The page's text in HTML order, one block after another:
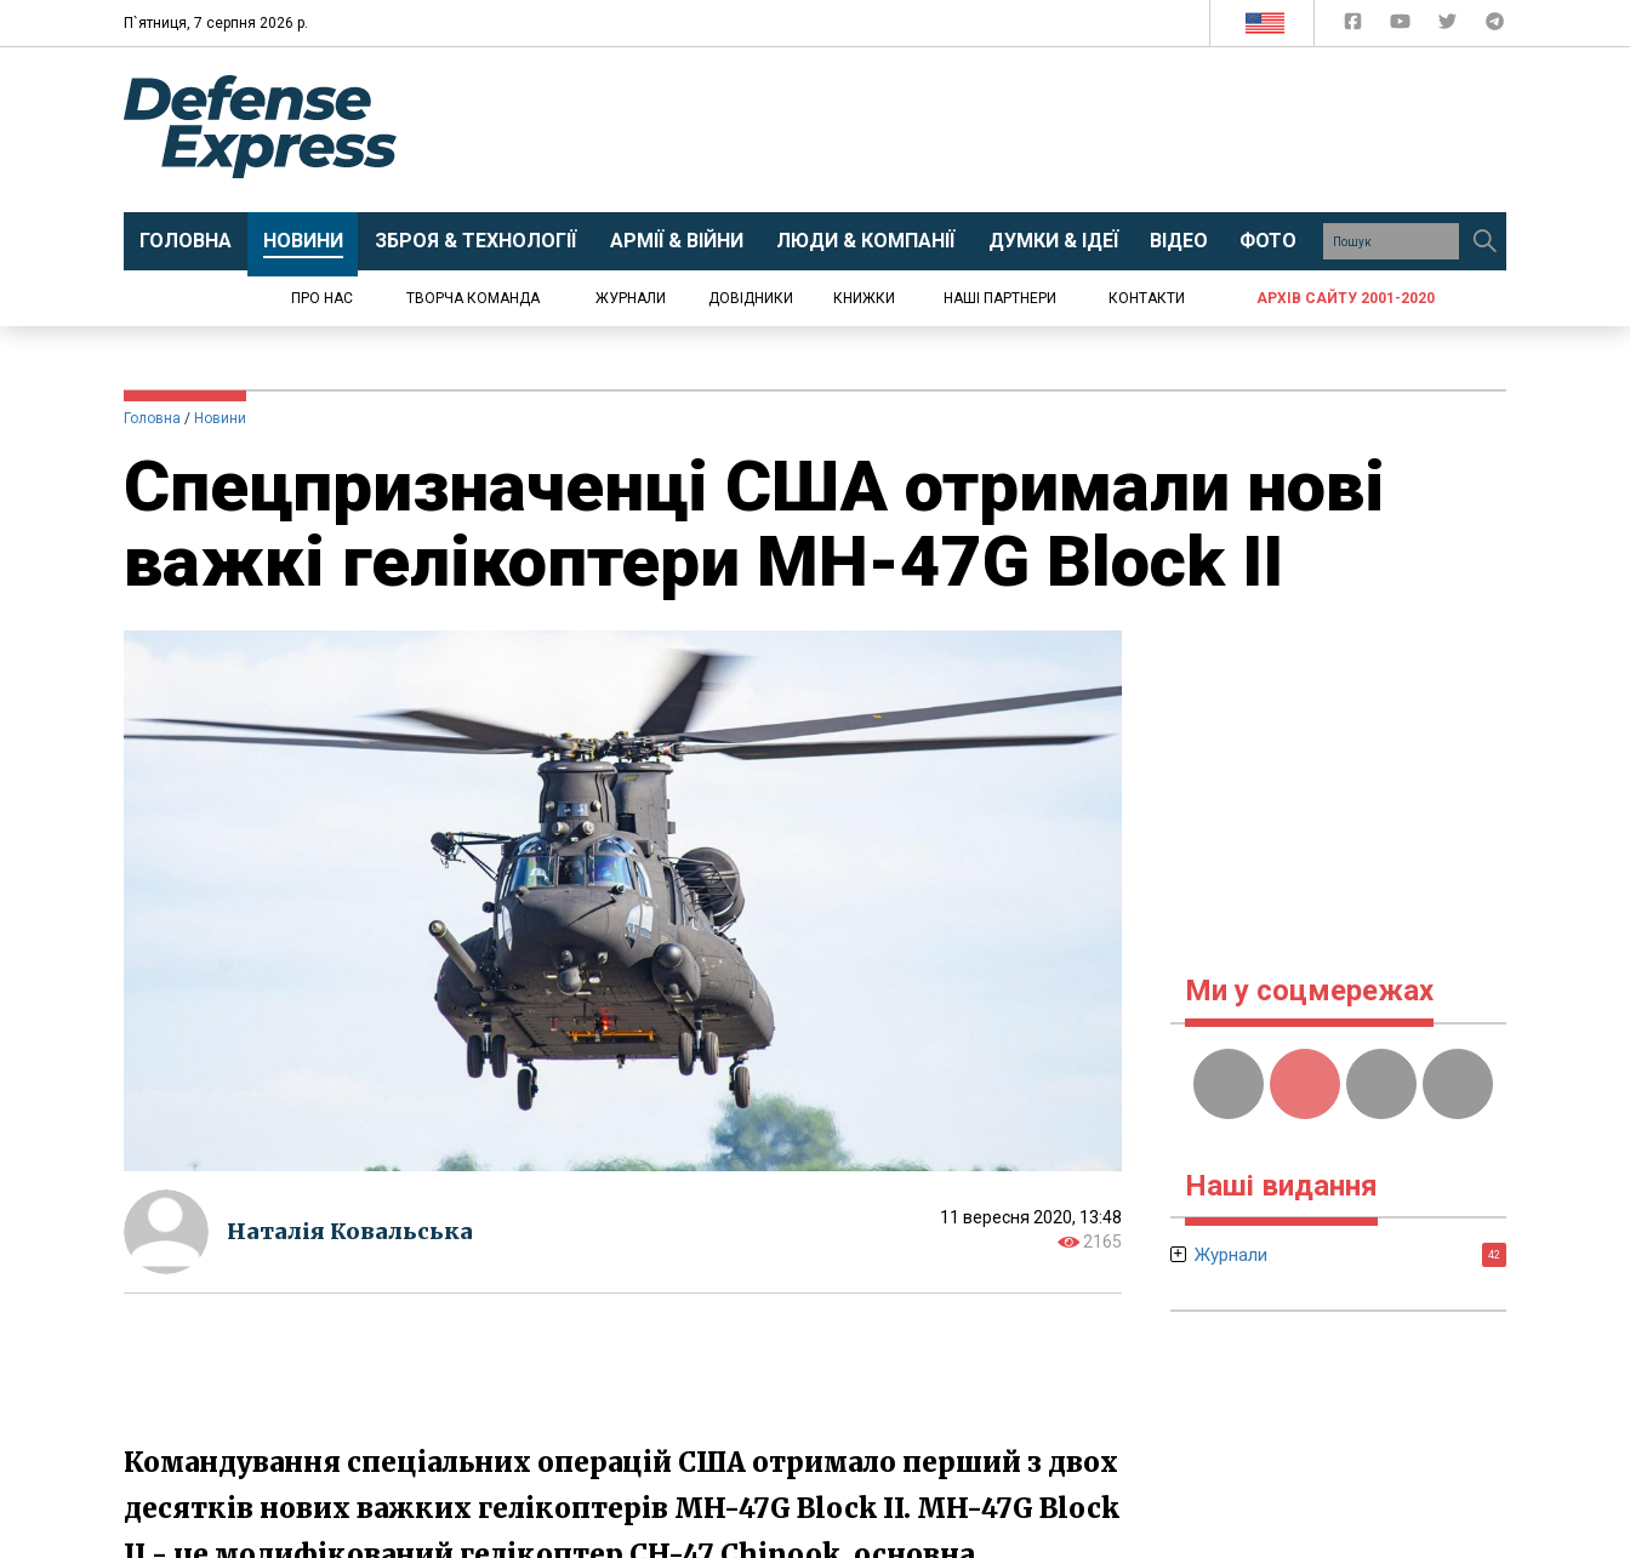
П`ятниця, 7 серпня 2026 р.
ГОЛОВНА НОВИНИ ЗБРОЯ & ТЕХНОЛОГІЇ АРМІЇ & ВІЙНИ ЛЮДИ & КОМПАНІЇ ДУМКИ & ІДЕЇ ВІДЕО ФОТО
ПРО НАС ТВОРЧА КОМАНДА ЖУРНАЛИ ДОВІДНИКИ КНИЖКИ НАШІ ПАРТНЕРИ КОНТАКТИ АРХІВ САЙТУ 2001-2020
Головна Новини
Спецпризначенці США отримали нові
важкі гелікоптери MH-47G Block II
Наталія Ковальська
11 вересня 2020, 13:48
2165
Командування спеціальних операцій США отримало перший з двох
десятків нових важких гелікоптерів MH-47G Block II. MH-47G Block
Ми у соцмережах
Наші видання
Журнали 42